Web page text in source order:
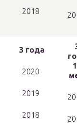
2018
3 года
2020
2019
2018